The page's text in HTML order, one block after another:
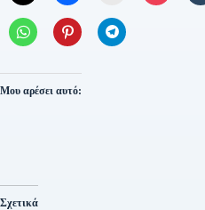
Μου αρέσει αυτό:
Σχετικά